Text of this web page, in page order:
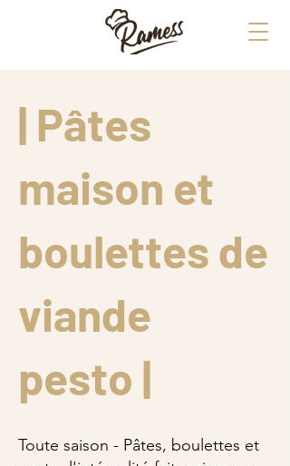
| Pâtes
maison et
boulettes de
viande
pesto |
Toute saison - Pâtes, boulettes et